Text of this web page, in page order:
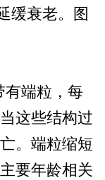
缓衰老。图
端粒，每
这些结构过
。端粒缩短
要年龄相关